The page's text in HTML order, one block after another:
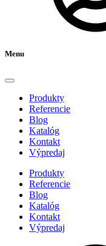
Menu
Produkty
Referencie
Blog
Katalóg
Kontakt
Výpredaj
Produkty
Referencie
Blog
Katalóg
Kontakt
Výpredaj